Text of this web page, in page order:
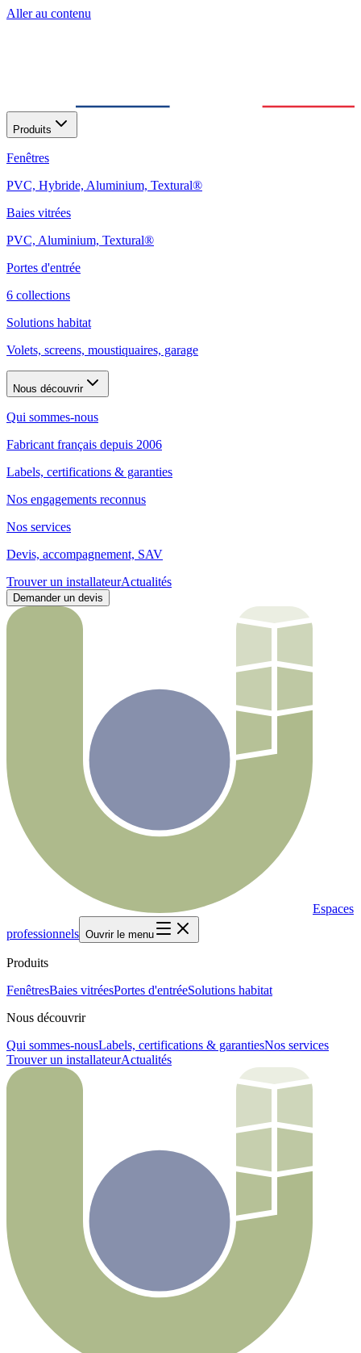
Aller au contenu
Produits
Fenêtres
PVC, Hybride, Aluminium, Textural®
Baies vitrées
PVC, Aluminium, Textural®
Portes d'entrée
6 collections
Solutions habitat
Volets, screens, moustiquaires, garage
Nous découvrir
Qui sommes-nous
Fabricant français depuis 2006
Labels, certifications & garanties
Nos engagements reconnus
Nos services
Devis, accompagnement, SAV
Trouver un installateurActualités
Demander un devis
Espaces
professionnels Ouvrir le menu
Produits
FenêtresBaies vitréesPortes d'entréeSolutions habitat
Nous découvrir
Qui sommes-nousLabels, certifications & garantiesNos services
Trouver un installateurActualités